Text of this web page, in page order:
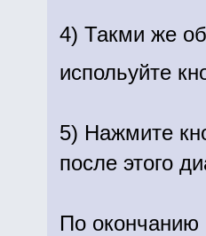
4) Такми же
испольуйте
5) Нажмите
после этого
По окончанию